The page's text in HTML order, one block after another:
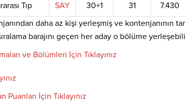
Tıp SAY
30+1
31
7.430
daha az kişi yerleşmiş ve kontenjanının
barajını geçen her aday o bölüme
ve Bölümleri İçin Tıklayınız
İçin Tıklayınız